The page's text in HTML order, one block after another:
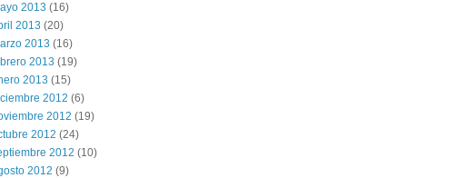
2013 (16)
2013 (20)
2013 (16)
2013 (19)
2013 (15)
2012 (6)
2012 (19)
2012 (24)
2012 (10)
2012 (9)